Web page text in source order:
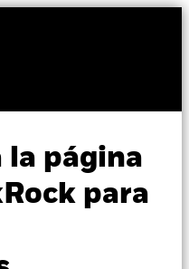
la página
para